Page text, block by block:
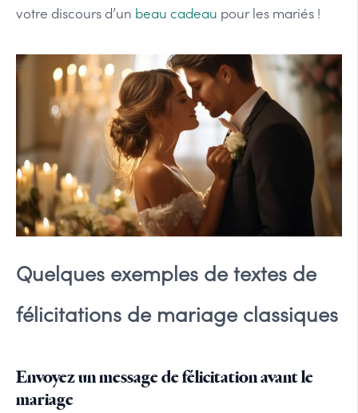
votre discours d’un beau cadeau pour les mariés !
Quelques exemples de textes de
félicitations de mariage classiques
Envoyez un message de félicitation avant le
mariage